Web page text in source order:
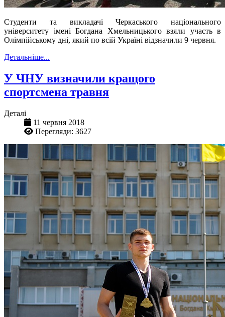
Студенти та викладачі Черкаського національного
університету імені Богдана Хмельницького взяли участь в
Олімпійському дні, який по всій Україні відзначили 9 червня.
Детальніше...
У ЧНУ визначили кращого
спортсмена травня
Деталі
11 червня 2018
Перегляди: 3627